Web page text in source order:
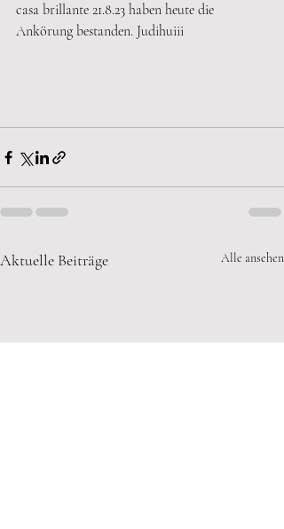
casa brillante 21.8.23 haben heute die
Ankörung bestanden. Judihuiii
Aktuelle Beiträge Alle ansehen